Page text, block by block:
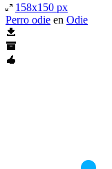
158x150 px
Perro odie en Odie